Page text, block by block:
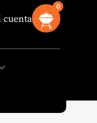
cuenta
0